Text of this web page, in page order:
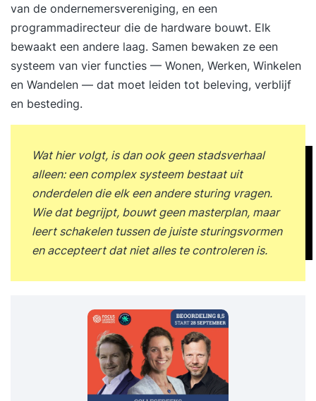
van de ondernemersvereniging, en een
programmadirecteur die de hardware bouwt. Elk
bewaakt een andere laag. Samen bewaken ze een
systeem van vier functies — Wonen, Werken, Winkelen
en Wandelen — dat moet leiden tot beleving, verblijf
en besteding.
Wat hier volgt, is dan ook geen stadsverhaal
alleen: een complex systeem bestaat uit
onderdelen die elk een andere sturing vragen.
Wie dat begrijpt, bouwt geen masterplan, maar
leert schakelen tussen de juiste sturingsvormen
en accepteert dat niet alles te controleren is.